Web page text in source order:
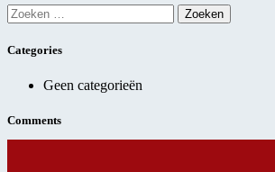
Zoeken
naar:
Categories
Geen categorieën
Comments